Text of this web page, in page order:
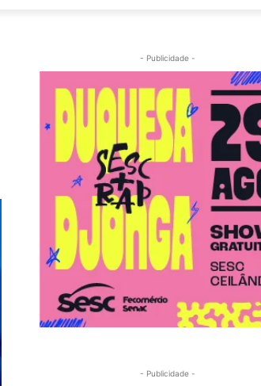
- Publicidade -
- Publicidade -